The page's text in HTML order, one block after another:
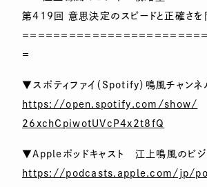
第419回 意思決定のスピードと正確さ
＝＝＝＝＝＝＝＝＝＝＝＝＝＝＝＝＝＝＝＝＝＝＝
＝
▼スポティファイ（Spotify）鳴風チャンネ
https://open.spotify.com/show/
26xchCpiwotUVcP4x2t8fQ
▼Appleポッドキャスト 江上鳴風のビ
https://podcasts.apple.com/jp/